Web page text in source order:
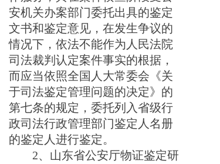
安机关办案部门委托出具的鉴定
文书和鉴定意见，在发生争议的
情况下，依法不能作为人民法院
司法裁判认定案件事实的根据，
而应当依照全国人大常委会《关
于司法鉴定管理问题的决定》的
第七条的规定，委托列入省级行
政司法行政管理部门鉴定人名册
的鉴定人进行鉴定。
2、 山东省公安厅物证鉴定研